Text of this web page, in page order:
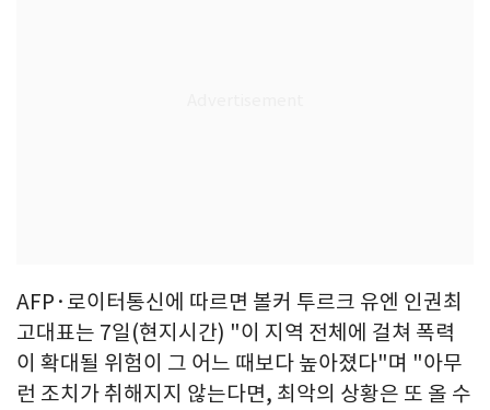
AFP·로이터통신에 따르면 볼커 투르크 유엔 인권최
고대표는 7일(현지시간) "이 지역 전체에 걸쳐 폭력
이 확대될 위험이 그 어느 때보다 높아졌다"며 "아무
런 조치가 취해지지 않는다면, 최악의 상황은 또 올 수